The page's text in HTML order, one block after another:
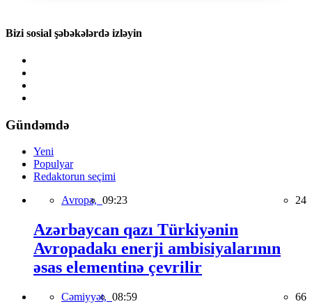
Bizi sosial şəbəkələrdə izləyin
Gündəmdə
Yeni
Populyar
Redaktorun seçimi
Avropa, 09:23 24
Azərbaycan qazı Türkiyənin
Avropadakı enerji ambisiyalarının
əsas elementinə çevrilir
Cəmiyyət, 08:59 66